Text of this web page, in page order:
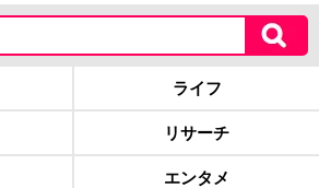
ライフ
リサーチ
エンタメ